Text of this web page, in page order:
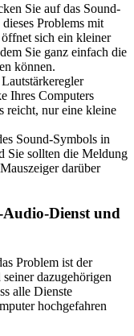
Sie auf das Sound-
Problems mit
sich ein kleiner
Sie ganz einfach die
können.
Ihres Computers
reicht, nur eine kleine
Sound-Symbols in
Sie sollten die Meldung
darüber
Audio-Dienst und
Problem ist der
dazugehörigen
alle Dienste
hochgefahren